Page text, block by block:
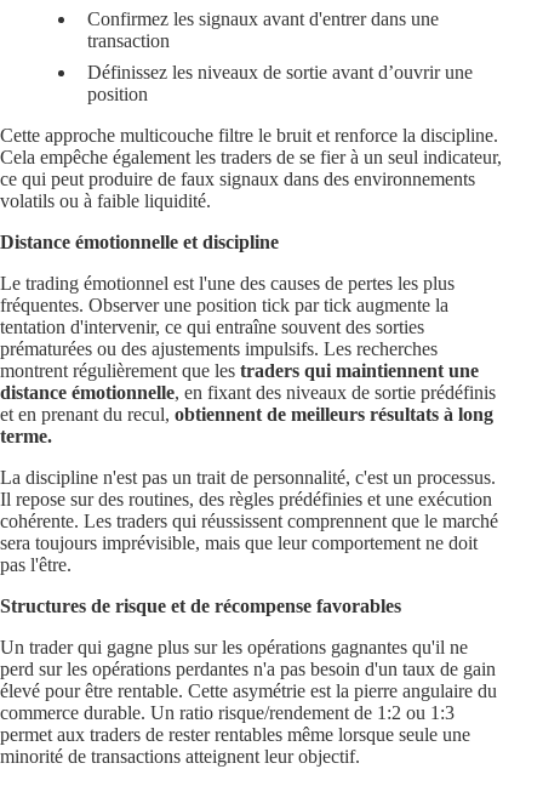
Confirmez les signaux avant d'entrer dans une
transaction
Définissez les niveaux de sortie avant d’ouvrir une
position
Cette approche multicouche filtre le bruit et renforce la discipline.
Cela empêche également les traders de se fier à un seul indicateur,
ce qui peut produire de faux signaux dans des environnements
volatils ou à faible liquidité.
Distance émotionnelle et discipline
Le trading émotionnel est l'une des causes de pertes les plus
fréquentes. Observer une position tick par tick augmente la
tentation d'intervenir, ce qui entraîne souvent des sorties
prématurées ou des ajustements impulsifs. Les recherches
montrent régulièrement que les traders qui maintiennent une
distance émotionnelle, en fixant des niveaux de sortie prédéfinis
et en prenant du recul, obtiennent de meilleurs résultats à long
terme.
La discipline n'est pas un trait de personnalité, c'est un processus.
Il repose sur des routines, des règles prédéfinies et une exécution
cohérente. Les traders qui réussissent comprennent que le marché
sera toujours imprévisible, mais que leur comportement ne doit
pas l'être.
Structures de risque et de récompense favorables
Un trader qui gagne plus sur les opérations gagnantes qu'il ne
perd sur les opérations perdantes n'a pas besoin d'un taux de gain
élevé pour être rentable. Cette asymétrie est la pierre angulaire du
commerce durable. Un ratio risque/rendement de 1:2 ou 1:3
permet aux traders de rester rentables même lorsque seule une
minorité de transactions atteignent leur objectif.